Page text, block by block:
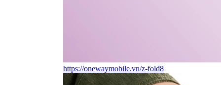
https://onewaymobile.vn/z-fold8